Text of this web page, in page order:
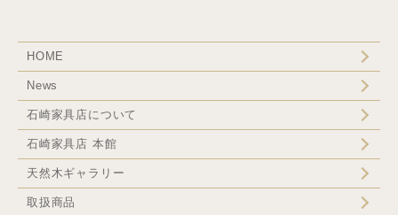
HOME
News
石崎家具店について
石崎家具店 本館
天然木ギャラリー
取扱商品